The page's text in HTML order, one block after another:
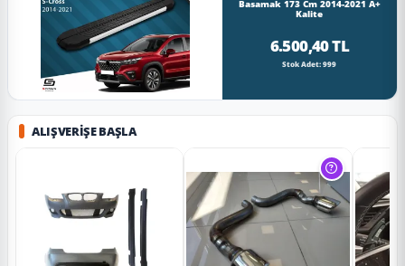
Basamak 173 Cm 2014-2021 A+
Kalite
6.500,40 TL
Stok Adet: 999
ALIŞVERIŞE BAŞLA